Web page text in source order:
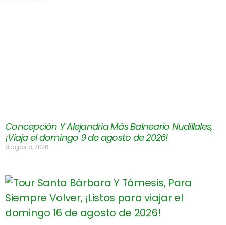
Concepción Y Alejandria Más Balneario Nudillales,
¡Viaja el domingo 9 de agosto de 2026!
8 agosto, 2026